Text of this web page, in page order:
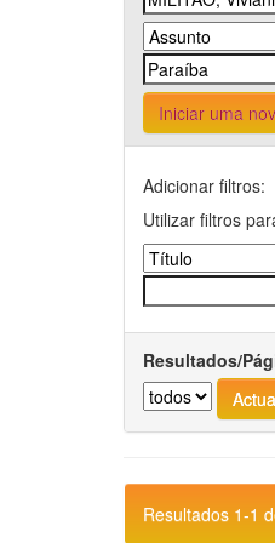
Iniciar uma
Adicionar filtros:
Utilizar filtros
Resultados/
Resultados 1-1